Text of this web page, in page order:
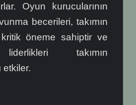
Oyun kurucularının
becerileri, takımın
kritik öneme sahiptir ve
takımın
etkiler.